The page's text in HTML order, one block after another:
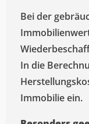
Bei der
In die
Immobilie ein.